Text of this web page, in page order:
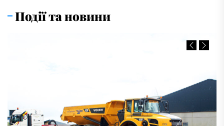
Події та новини
Previous
Next